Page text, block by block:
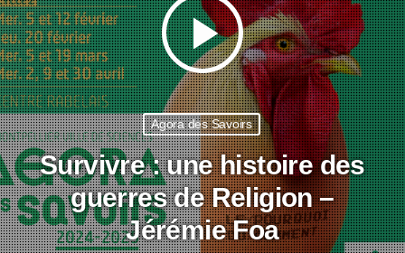
play_arrow
Agora des Savoirs
Survivre : une histoire des
guerres de Religion –
Jérémie Foa